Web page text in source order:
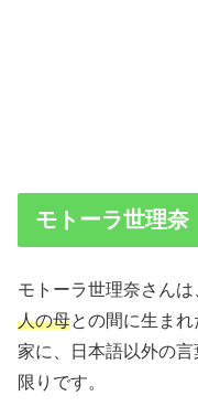
モトーラ世理奈
モトーラ世理奈さんは
人の母との間に生まれ
家に、日本語以外の
限りです。